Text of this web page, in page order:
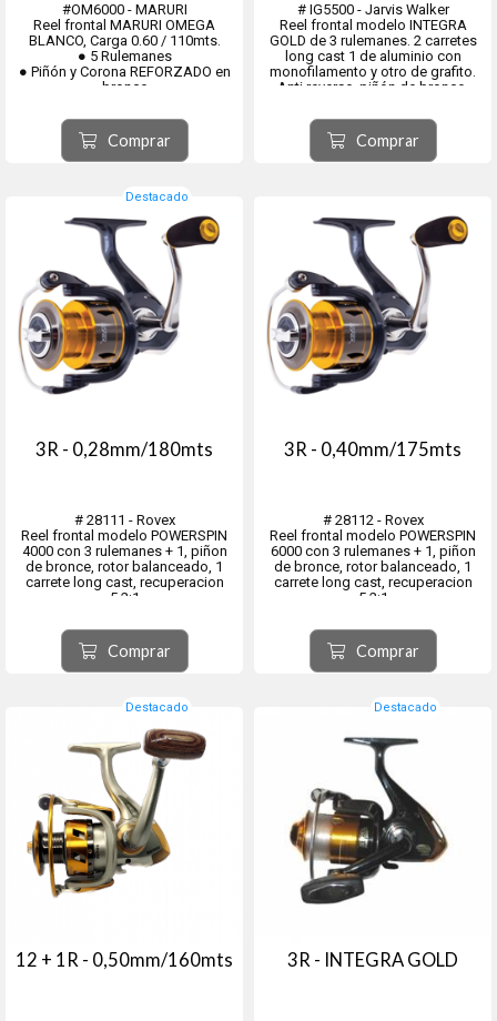
#OM6000 - MARURI
Reel frontal MARURI OMEGA
BLANCO, Carga 0.60 / 110mts.
● 5 Rulemanes
● Piñón y Corona REFORZADO en
bronce
● Manivela ergonomica
● Carrete Grafitto
Comprar
# IG5500 - Jarvis Walker
Reel frontal modelo INTEGRA
GOLD de 3 rulemanes. 2 carretes
long cast 1 de aluminio con
monofilamento y otro de grafito.
Anti reverse, piñón de bronce.
5.5:1. Pintura epoxi metalizada Eje
central y tornilleria de acero
inoxidable.
Carga IG55...
Comprar
Destacado
3R - 0,28mm/180mts
# 28111 - Rovex
Reel frontal modelo POWERSPIN
4000 con 3 rulemanes + 1, piñon
de bronce, rotor balanceado, 1
carrete long cast, recuperacion
5.2:1
inoxidable.
Comprar
3R - 0,40mm/175mts
# 28112 - Rovex
Reel frontal modelo POWERSPIN
6000 con 3 rulemanes + 1, piñon
de bronce, rotor balanceado, 1
carrete long cast, recuperacion
5.2:1
inoxidable.
Comprar
Destacado
12 + 1R - 0,50mm/160mts
Destacado
3R - INTEGRA GOLD